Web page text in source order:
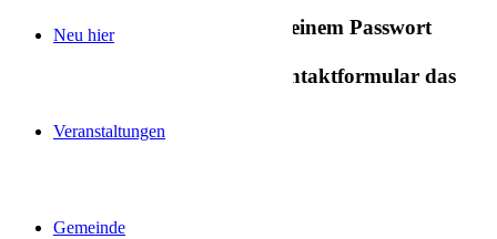
Neu hier
Veranstaltungen
Gemeinde
Unsere Livestreams ist nur mit einem Passwort
Gerne können Sie über das Kontaktformular das
Radio-/ Videostream einschalten